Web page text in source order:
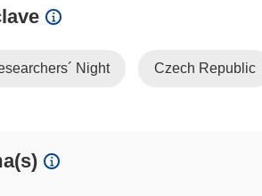
Night Czech Republic